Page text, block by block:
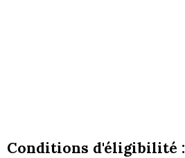
Conditions d'éligibilité :